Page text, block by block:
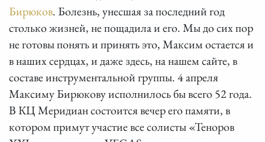
Бирюков. Болезнь, унесшая за последний год
столько жизней, не пощадила и его. Мы до сих пор
не готовы понять и принять это, Максим остается и
в наших сердцах, и даже здесь, на нашем сайте, в
составе инструментальной группы. 4 апреля
Максиму Бирюкову исполнилось бы всего 52 года.
В КЦ Меридиан состоится вечер его памяти, в
котором примут участие все солисты «Теноров